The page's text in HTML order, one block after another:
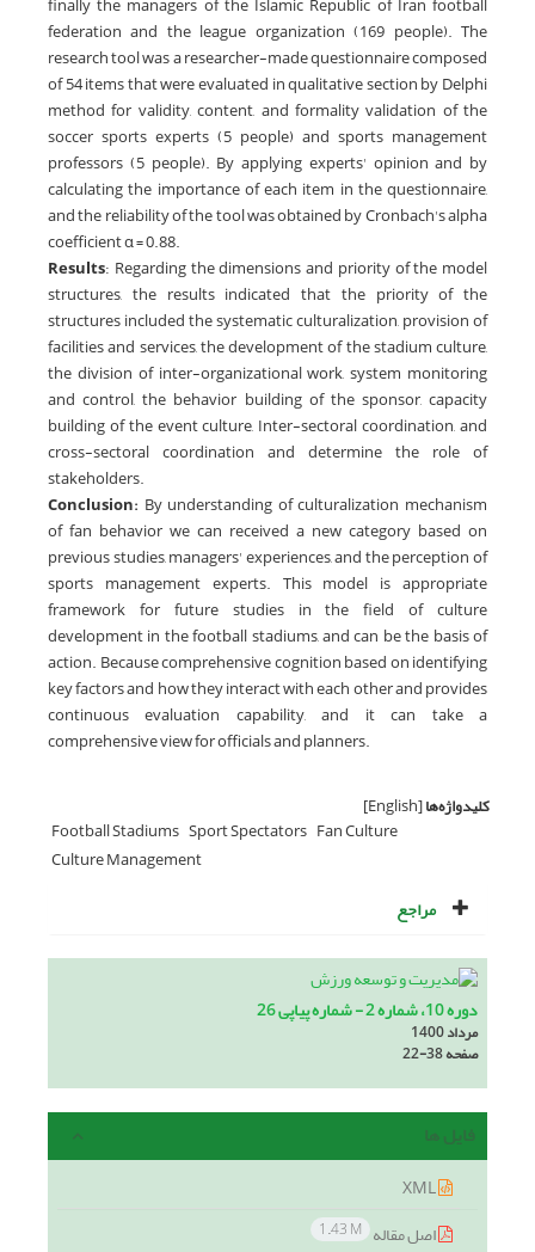
federation and the league organization (169 people). The
research tool was a researcher-made questionnaire composed
of 54 items that were evaluated in qualitative section by Delphi
method for validity, content, and formality validation of the
soccer sports experts (5 people) and sports management
professors (5 people). By applying experts' opinion and by
calculating the importance of each item in the questionnaire,
and the reliability of the tool was obtained by Cronbach's alpha
coefficient α = 0.88.
Results: Regarding the dimensions and priority of the model
structures, the results indicated that the priority of the
structures included the systematic culturalization, provision of
facilities and services, the development of the stadium culture,
the division of inter-organizational work, system monitoring
and control, the behavior building of the sponsor, capacity
building of the event culture, Inter-sectoral coordination, and
cross-sectoral coordination and determine the role of
stakeholders.
Conclusion: By understanding of culturalization mechanism
of fan behavior we can received a new category based on
previous studies, managers' experiences, and the perception of
sports management experts. This model is appropriate
framework for future studies in the field of culture
development in the football stadiums, and can be the basis of
action. Because comprehensive cognition based on identifying
key factors and how they interact with each other and provides
continuous evaluation capability, and it can take a
comprehensive view for officials and planners.
کلیدواژه‌ها[English]
Football Stadiums Sport Spectators Fan Culture
Culture Management
مراجع
دوره 10، شماره 2 - شماره پیاپی 26
مرداد 1400
صفحه22-38
فایل ها
اصل مقاله 1.43 M